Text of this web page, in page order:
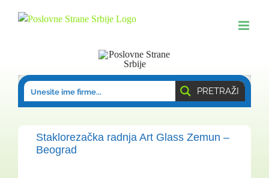
PRETRAŽI
Staklorezačka radnja Art Glass Zemun –
Beograd